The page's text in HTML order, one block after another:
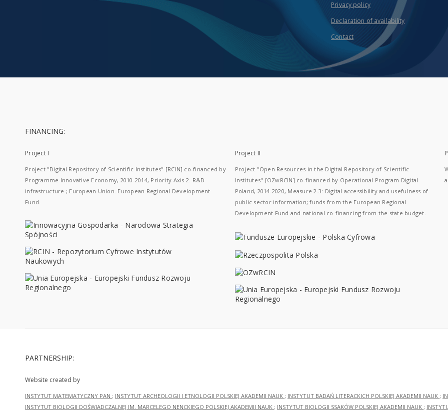
Privacy policy
Declaration of availability
Contact
FINANCING:
Project I
Project "Digital Repository of Scientific Institutes" [RCIN] co-financed by
Programme Innovative Economy, 2010-2014, Priority Axis 2. R&D
infrastructure ; European Union. European Regional Development
Fund.
Project II
Project "Open Resources in the Digital Repository of Scientific
Institutes" [OZwRCIN] co-financed by Operational Program Digital
Poland, 2014-2020, Measure 2.3: Digital accessibility and usefulness of
public sector information; funds from the European Regional
Development Fund and national co-financing from the state budget.
PARTNERSHIP:
Website created by
INSTYTUT MATEMATYCZNY PAN ; INSTYTUT ARCHEOLOGII I ETNOLOGII POLSKIEJ AKADEMII NAUK ; INSTYTUT BADAŃ LITERACKICH POLSKIEJ AKADEMII NAUK ;
INSTYTUT BIOLOGII DOŚWIADCZALNEJ IM. MARCELEGO NENCKIEGO POLSKIEJ AKADEMII NAUK ; INSTYTUT BIOLOGII SSAKÓW POLSKIEJ AKADEMII NAUK ;